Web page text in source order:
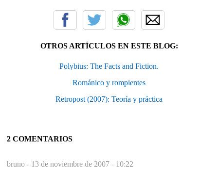
OTROS ARTÍCULOS EN ESTE BLOG:
Polybius: The Facts and Fiction.
Románico y rompientes
Retropost (2007): Teoría y práctica
2 COMENTARIOS
bruno - 13 de noviembre de 2007 - 10:22